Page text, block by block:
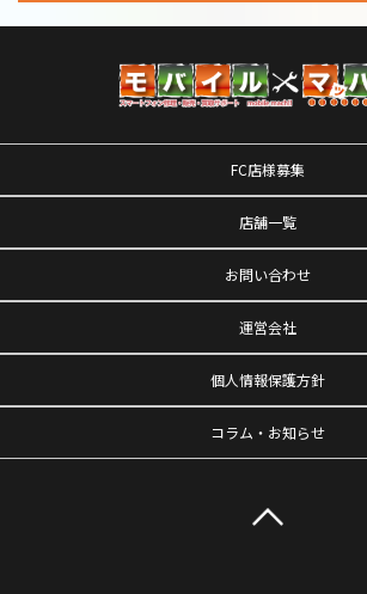
FC店様募集
店舗一覧
お問い合わせ
運営会社
個人情報保護方針
コラム・お知らせ